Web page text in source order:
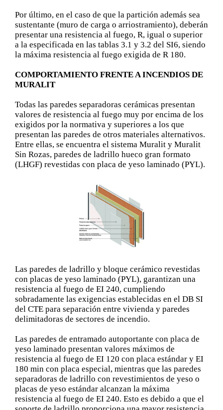
Por último, en el caso de que la partición además sea
sustentante (muro de carga o arriostramiento), deberán
presentar una resistencia al fuego, R, igual o superior
a la especificada en las tablas 3.1 y 3.2 del SI6, siendo
la máxima resistencia al fuego exigida de R 180.
COMPORTAMIENTO FRENTE A INCENDIOS DE
MURALIT
Todas las paredes separadoras cerámicas presentan
valores de resistencia al fuego muy por encima de los
exigidos por la normativa y superiores a los que
presentan las paredes de otros materiales alternativos.
Entre ellas, se encuentra el sistema Muralit y Muralit
Sin Rozas, paredes de ladrillo hueco gran formato
(LHGF) revestidas con placa de yeso laminado (PYL).
Las paredes de ladrillo y bloque cerámico revestidas
con placas de yeso laminado (PYL), garantizan una
resistencia al fuego de EI 240, cumpliendo
sobradamente las exigencias establecidas en el DB SI
del CTE para separación entre vivienda y paredes
delimitadoras de sectores de incendio.
Las paredes de entramado autoportante con placa de
yeso laminado presentan valores máximos de
resistencia al fuego de EI 120 con placa estándar y EI
180 min con placa especial, mientras que las paredes
separadoras de ladrillo con revestimientos de yeso o
placas de yeso estándar alcanzan la máxima
resistencia al fuego de EI 240. Esto es debido a que el